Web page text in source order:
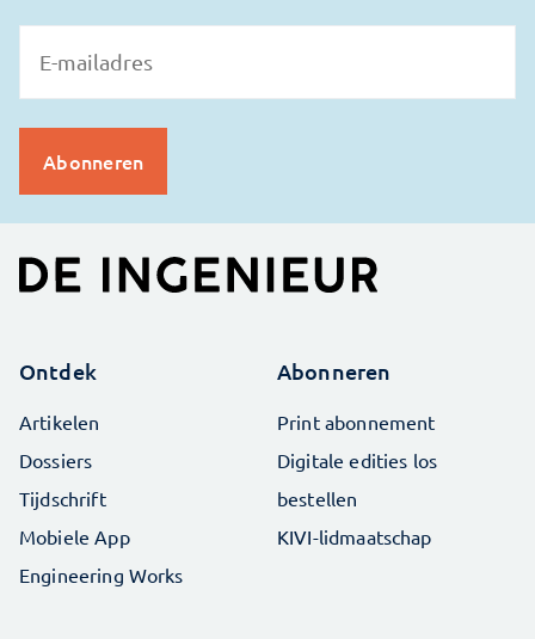
Ontdek
Artikelen
Dossiers
Tijdschrift
Mobiele App
Engineering Works
Abonneren
Print abonnement
Digitale edities los
bestellen
KIVI-lidmaatschap